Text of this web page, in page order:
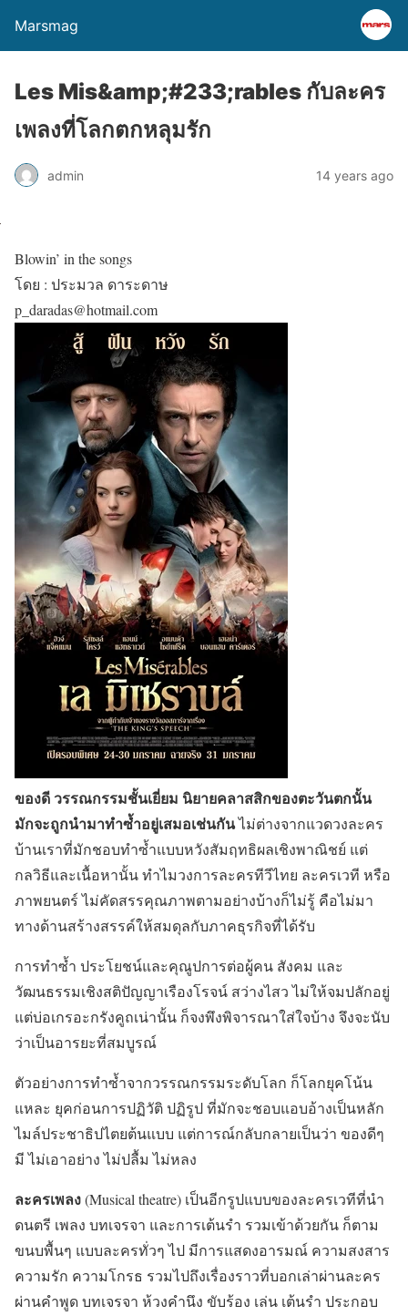
Marsmag
Les Mis&amp;#233;rables กับละคร
เพลงที่โลกตกหลุมรัก
admin 14 years ago
Blowin’ in the songs
โดย : ประมวล ดาระดาษ
p_daradas@hotmail.com
ของดี วรรณกรรมชั้นเยี่ยม นิยายคลาสสิกของตะวันตกนั้น
มักจะถูกนำมาทำซ้ำอยู่เสมอเช่นกันไม่ต่างจากแวดวงละคร
บ้านเราที่มักชอบทำซ้ำแบบหวังสัมฤทธิผลเชิงพาณิชย์ แต่
กลวิธีและเนื้อหานั้น ทำไมวงการละครทีวีไทย ละครเวที หรือ
ภาพยนตร์ ไม่คัดสรรคุณภาพตามอย่างบ้างก็ไม่รู้ คือไม่มา
ทางด้านสร้างสรรค์ให้สมดุลกับภาคธุรกิจที่ได้รับ
การทำซ้ำ ประโยชน์และคุณูปการต่อผู้คน สังคม และ
วัฒนธรรมเชิงสติปัญญาเรืองโรจน์ สว่างไสว ไม่ให้จมปลักอยู่
แต่บ่อเกรอะกรังคูถเน่านั้น ก็จงพึงพิจารณาใส่ใจบ้าง จึงจะนับ
ว่าเป็นอารยะที่สมบูรณ์
ตัวอย่างการทำซ้ำจากวรรณกรรมระดับโลก ก็โลกยุคโน้น
แหละ ยุคก่อนการปฏิวัติ ปฏิรูป ที่มักจะชอบแอบอ้างเป็นหลัก
ไมล์ประชาธิปไตยต้นแบบ แต่การณ์กลับกลายเป็นว่า ของดีๆ
มี ไม่เอาอย่าง ไม่ปลื้ม ไม่หลง
ละครเพลง(Musical theatre) เป็นอีกรูปแบบของละครเวทีที่นำ
ดนตรี เพลง บทเจรจา และการเต้นรำ รวมเข้าด้วยกัน ก็ตาม
ขนบพื้นๆ แบบละครทั่วๆ ไป มีการแสดงอารมณ์ ความสงสาร
ความรัก ความโกรธ รวมไปถึงเรื่องราวที่บอกเล่าผ่านละคร
ผ่านคำพูด บทเจรจา ห้วงคำนึง ขับร้อง เล่น เต้นรำ ประกอบ